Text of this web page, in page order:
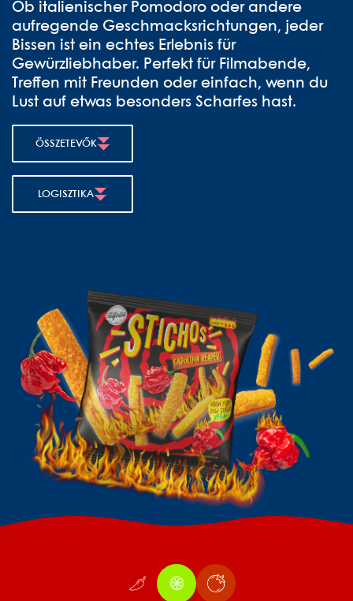
Ob italienischer Pomodoro oder andere
aufregende Geschmacksrichtungen, jeder
Bissen ist ein echtes Erlebnis für
Gewürzliebhaber. Perfekt für Filmabende,
Treffen mit Freunden oder einfach, wenn du
Lust auf etwas besonders Scharfes hast.
ÖSSZETEVŐK
LOGISZTIKA